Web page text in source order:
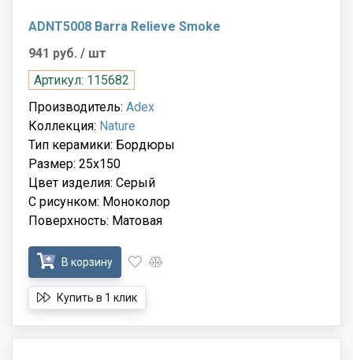
ADNT5008 Barra Relieve Smoke
941 руб. / шт
Артикул: 115682
Производитель: Adex
Коллекция: Nature
Тип керамики: Бордюры
Размер: 25x150
Цвет изделия: Серый
С рисунком: Моноколор
Поверхность: Матовая
В корзину
Купить в 1 клик